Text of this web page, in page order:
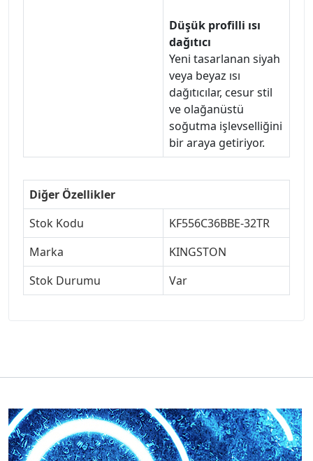
Düşük profilli ısı
dağıtıcı
Yeni tasarlanan siyah
veya beyaz ısı
dağıtıcılar, cesur stil
ve olağanüstü
soğutma işlevselliğini
bir araya getiriyor.
Diğer Özellikler
Stok Kodu
KF556C36BBE-32TR
Marka
KINGSTON
Stok Durumu
Var